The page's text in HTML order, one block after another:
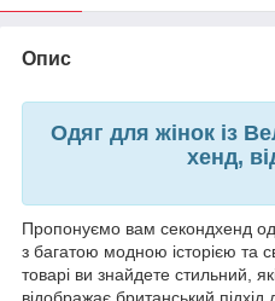
Опис
Одяг для жінок із
хенд,
Пропонуємо вам секондхенд
з багатою модною історією та
товарі ви знайдете стильний,